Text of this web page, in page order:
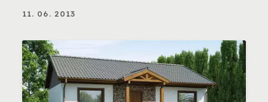
11. 06. 2013